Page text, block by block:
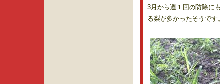
3月から週１回の防除に
る梨が多かったそうです